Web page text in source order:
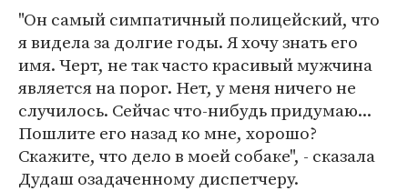
"Он самый симпатичный полицейский, что
я видела за долгие годы. Я хочу знать его
имя. Черт, не так часто красивый мужчина
является на порог. Нет, у меня ничего не
случилось. Сейчас что-нибудь придумаю...
Пошлите его назад ко мне, хорошо?
Скажите, что дело в моей собаке", - сказала
Дудаш озадаченному диспетчеру.